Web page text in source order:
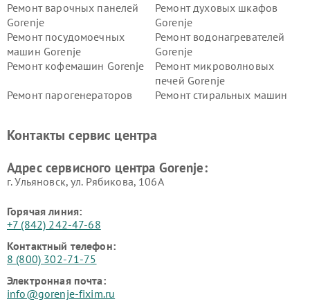
Ремонт варочных панелей
Gorenje
Ремонт духовых шкафов
Gorenje
Ремонт посудомоечных
машин Gorenje
Ремонт водонагревателей
Gorenje
Ремонт кофемашин Gorenje
Ремонт микроволновых
печей Gorenje
Ремонт парогенераторов
Ремонт стиральных машин
Контакты сервис центра
Адрес сервисного центра Gorenje:
г. Ульяновск, ул. Рябикова, 106А
Горячая линия:
+7 (842) 242-47-68
Контактный телефон:
8 (800) 302-71-75
Электронная почта:
info@gorenje-fixim.ru